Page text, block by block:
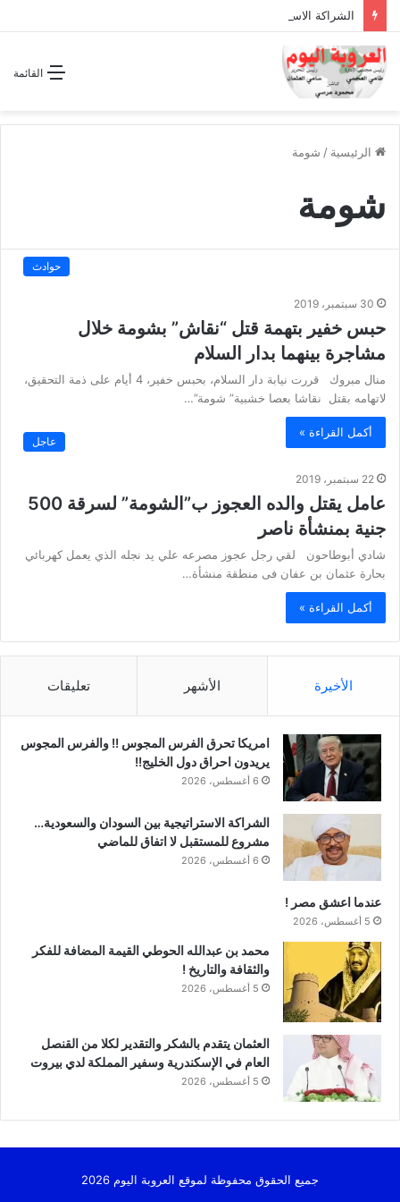
القائمة
الرئيسية / شومة
شومة
حوادث
30 سبتمبر، 2019
حبس خفير بتهمة قتل “نقاش” بشومة خلال
مشاجرة بينهما بدار السلام
منال مبروك قررت نيابة دار السلام، بحبس خفير، 4 أيام على ذمة التحقيق،
لاتهامه بقتل نقاشا بعصا خشبية” شومة”…
أكمل القراءة »
عاجل
22 سبتمبر، 2019
عامل يقتل والده العجوز ب”الشومة” لسرقة 500
جنية بمنشأة ناصر
شادي أبوطاحون لقي رجل عجوز مصرعه علي يد نجله الذي يعمل كهربائي
بحارة عثمان بن عفان فى منطقة منشأة…
أكمل القراءة »
الأخيرة الأشهر تعليقات
امريكا تحرق الفرس المجوس !! والفرس المجوس
يريدون احراق دول الخليج!!
6 أغسطس، 2026
الشراكة الاستراتيجية بين السودان والسعودية…
مشروع للمستقبل لا اتفاق للماضي
6 أغسطس، 2026
عندما اعشق مصر !
5 أغسطس، 2026
محمد بن عبدالله الحوطي القيمة المضافة للفكر
والثقافة والتاريخ !
5 أغسطس، 2026
العثمان يتقدم بالشكر والتقدير لكلا من القنصل
العام في الإسكندرية وسفير المملكة لدي بيروت
5 أغسطس، 2026
جميع الحقوق محفوظة لموقع العروبة اليوم 2026